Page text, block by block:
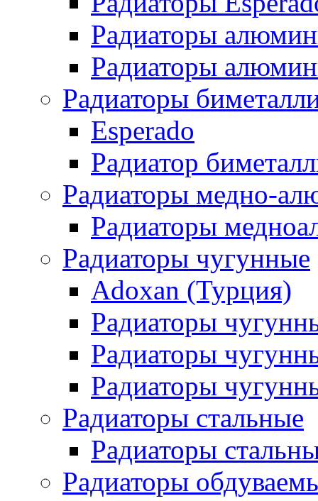
Радиаторы
Радиаторы
Радиаторы
Esperado
Радиатор
Радиаторы медно-
Радиаторы
Радиаторы чугунные
Adoxan (Турция)
Радиаторы
Радиаторы
Радиаторы
Радиаторы стальные
Радиаторы
Радиаторы